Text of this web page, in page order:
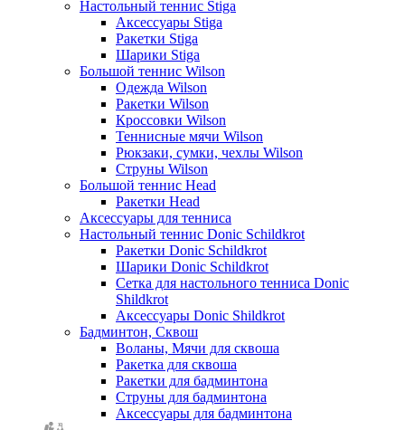
Настольный теннис Stiga
Аксессуары Stiga
Ракетки Stiga
Шарики Stiga
Большой теннис Wilson
Одежда Wilson
Ракетки Wilson
Кроссовки Wilson
Теннисные мячи Wilson
Рюкзаки, сумки, чехлы Wilson
Струны Wilson
Большой теннис Head
Ракетки Head
Аксессуары для тенниса
Настольный теннис Donic Schildkrot
Ракетки Donic Schildkrot
Шарики Donic Schildkrot
Сетка для настольного тенниса Donic
Shildkrot
Аксессуары Donic Shildkrot
Бадминтон, Сквош
Воланы, Мячи для сквоша
Ракетка для сквоша
Ракетки для бадминтона
Струны для бадминтона
Аксессуары для бадминтона